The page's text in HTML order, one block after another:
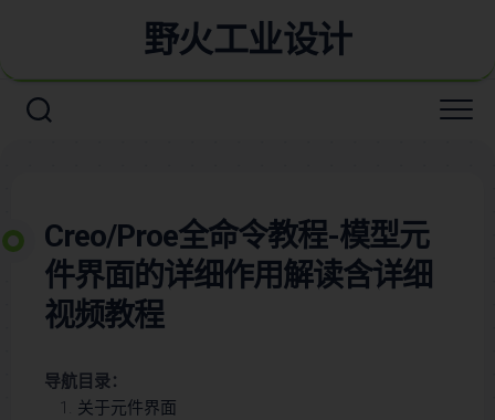
野火工业设计
Creo/Proe全命令教程-模型元
件界面的详细作用解读含详细
视频教程
导航目录：
关于元件界面